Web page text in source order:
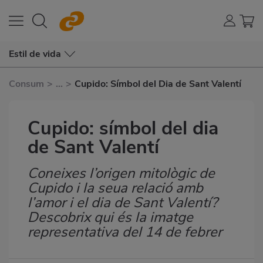
Estil de vida
Consum > ... > Cupido: Símbol del Dia de Sant Valentí
Cupido: símbol del dia
de Sant Valentí
Subtítulo
Coneixes l’origen mitològic de
Cupido i la seua relació amb
l’amor i el dia de Sant Valentí?
Descobrix qui és la imatge
representativa del 14 de febrer